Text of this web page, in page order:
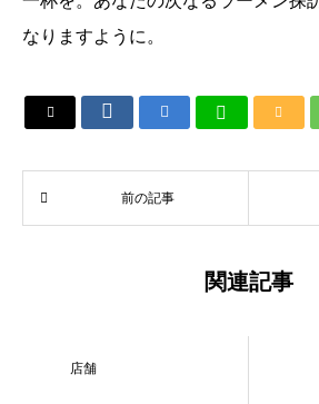
なりますように。
   
前の記事
関連記事
店舗